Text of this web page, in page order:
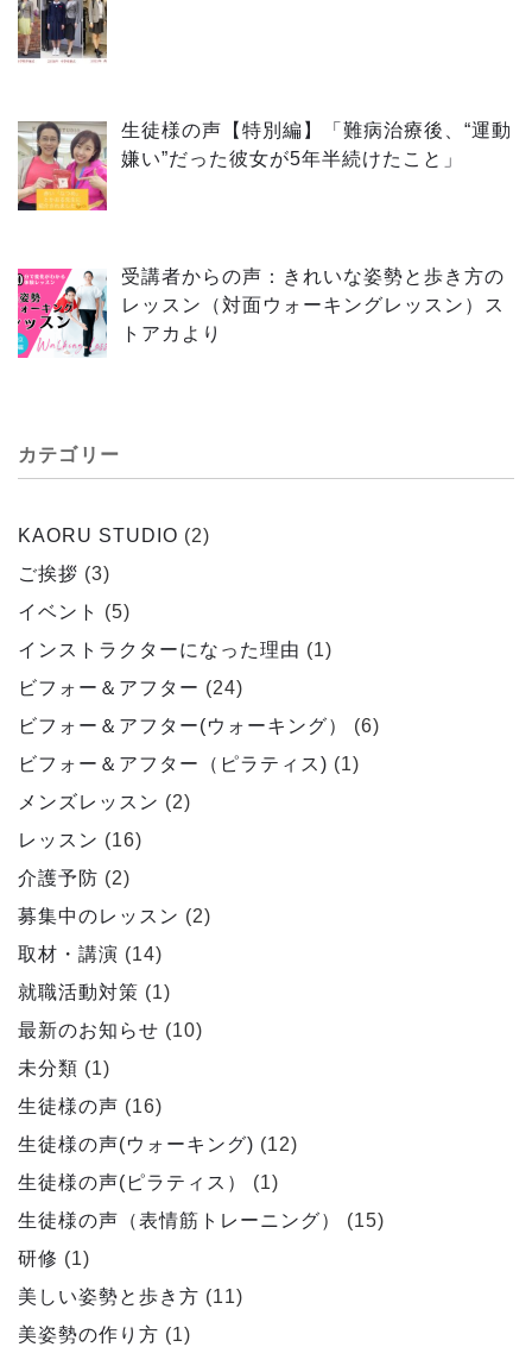
生徒様の声【特別編】「難病治療後、“運動
嫌い”だった彼女が5年半続けたこと」
受講者からの声：きれいな姿勢と歩き方の
レッスン（対面ウォーキングレッスン）ス
トアカより
カテゴリー
KAORU STUDIO (2)
ご挨拶 (3)
イベント
(5)
インストラクターになった理由 (1)
ビフォー＆アフター (24)
ビフォー＆アフター(ウォーキング）
(6)
ビフォー＆アフター（ピラティス) (1)
メンズレッスン (2)
レッスン (16)
介護予防 (2)
募集中のレッスン (2)
取材・講演 (14)
就職活動対策 (1)
最新のお知らせ (10)
未分類 (1)
生徒様の声 (16)
生徒様の声(ウォーキング) (12)
生徒様の声(ピラティス）
(1)
生徒様の声（表情筋トレーニング）
(15)
研修 (1)
美しい姿勢と歩き方 (11)
美姿勢の作り方 (1)